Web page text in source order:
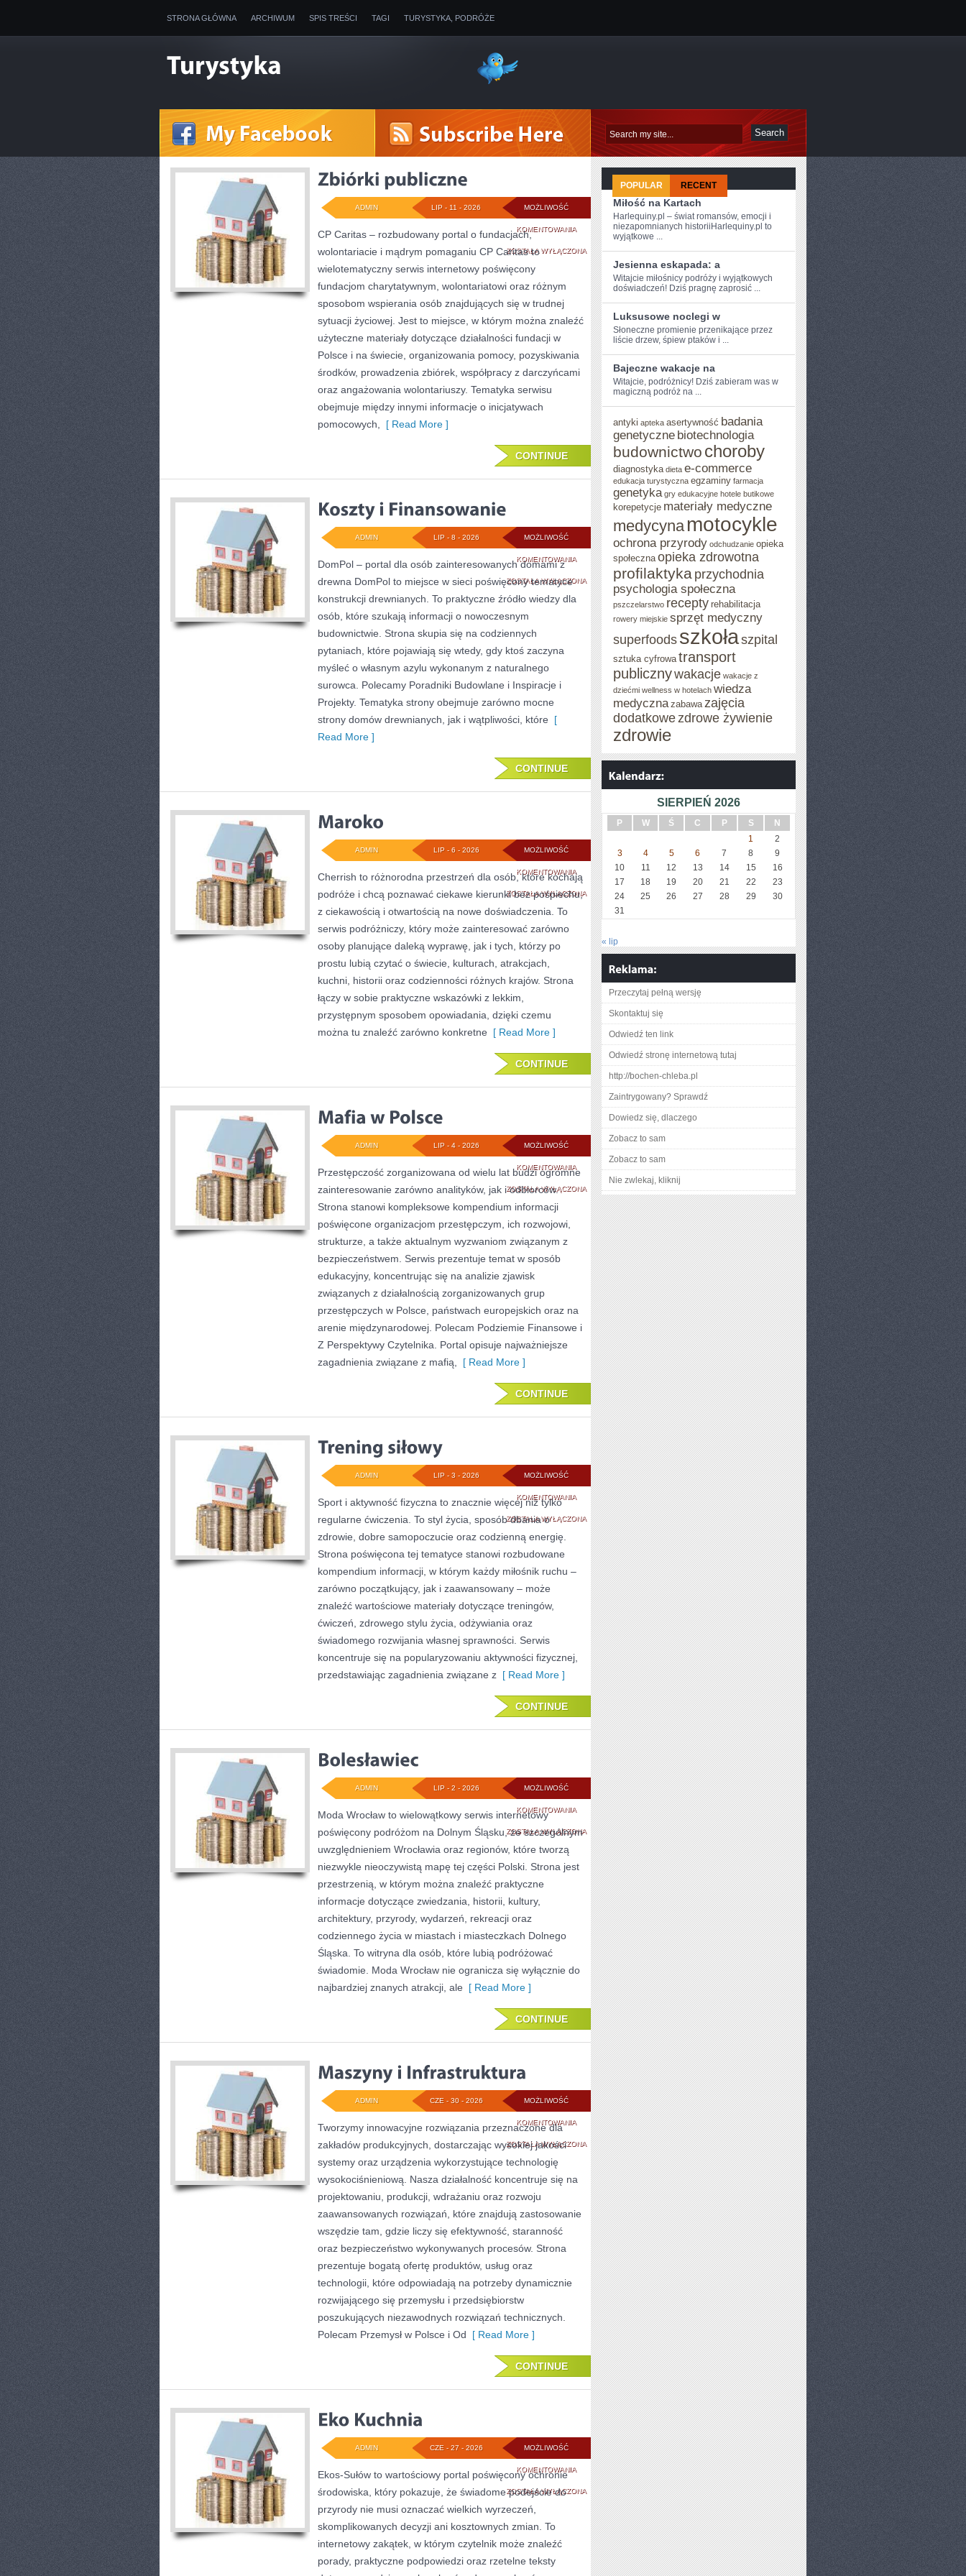
STRONA GŁÓWNA ARCHIWUM SPIS TREŚCI TAGI TURYSTYKA, PODRÓŻE
MOŻLIWOŚĆ
KOMENTOWANIAZBIÓRKI
PUBLICZNE
ZOSTAŁA WYŁĄCZONA
LIP - 11 - 2026
ADMIN
CP Caritas – rozbudowany portal o fundacjach,
wolontariacie i mądrym pomaganiu CP Caritas to
wielotematyczny serwis internetowy poświęcony
fundacjom charytatywnym, wolontariatowi oraz różnym
sposobom wspierania osób znajdujących się w trudnej
sytuacji życiowej. Jest to miejsce, w którym można znaleźć
użyteczne materiały dotyczące działalności fundacji w
Polsce i na świecie, organizowania pomocy, pozyskiwania
środków, prowadzenia zbiórek, współpracy z darczyńcami
oraz angażowania wolontariuszy. Tematyka serwisu
obejmuje między innymi informacje o inicjatywach
pomocowych,
[ Read More ]
CONTINUE
MOŻLIWOŚĆ
KOMENTOWANIAKOSZTY
I
FINANSOWANIE
ZOSTAŁA WYŁĄCZONA
LIP - 8 - 2026
ADMIN
DomPol – portal dla osób zainteresowanych domami z
drewna DomPol to miejsce w sieci poświęcony tematyce
konstrukcji drewnianych. To praktyczne źródło wiedzy dla
osób, które szukają informacji o nowoczesnym
budownictwie. Strona skupia się na codziennych
pytaniach, które pojawiają się wtedy, gdy ktoś zaczyna
myśleć o własnym azylu wykonanym z naturalnego
surowca. Polecamy Poradniki Budowlane i Inspiracje i
Projekty. Tematyka strony obejmuje zarówno mocne
strony domów drewnianych, jak i wątpliwości, które [
Read More ]
CONTINUE
MOŻLIWOŚĆ
KOMENTOWANIAMAROKO
ZOSTAŁA WYŁĄCZONA
LIP - 6 - 2026
ADMIN
Cherrish to różnorodna przestrzeń dla osób, które kochają
podróże i chcą poznawać ciekawe kierunki bez pośpiechu,
z ciekawością i otwartością na nowe doświadczenia. To
serwis podróżniczy, który może zainteresować zarówno
osoby planujące daleką wyprawę, jak i tych, którzy po
prostu lubią czytać o świecie, kulturach, atrakcjach,
kuchni, historii oraz codzienności różnych krajów. Strona
łączy w sobie praktyczne wskazówki z lekkim,
przystępnym sposobem opowiadania, dzięki czemu
można tu znaleźć zarówno konkretne [ Read More ]
CONTINUE
MOŻLIWOŚĆ
KOMENTOWANIAMAFIA
W
POLSCE
ZOSTAŁA WYŁĄCZONA
LIP - 4 - 2026
ADMIN
Przestępczość zorganizowana od wielu lat budzi ogromne
zainteresowanie zarówno analityków, jak i odbiorców.
Strona stanowi kompleksowe kompendium informacji
poświęcone organizacjom przestępczym, ich rozwojowi,
strukturze, a także aktualnym wyzwaniom związanym z
bezpieczeństwem. Serwis prezentuje temat w sposób
edukacyjny, koncentrując się na analizie zjawisk
związanych z działalnością zorganizowanych grup
przestępczych w Polsce, państwach europejskich oraz na
arenie międzynarodowej. Polecam Podziemie Finansowe i
Z Perspektywy Czytelnika. Portal opisuje najważniejsze
zagadnienia związane z mafią,
[ Read More ]
CONTINUE
MOŻLIWOŚĆ
KOMENTOWANIATRENING
SIŁOWY
ZOSTAŁA WYŁĄCZONA
LIP - 3 - 2026
ADMIN
Sport i aktywność fizyczna to znacznie więcej niż tylko
regularne ćwiczenia. To styl życia, sposób dbania o
zdrowie, dobre samopoczucie oraz codzienną energię.
Strona poświęcona tej tematyce stanowi rozbudowane
kompendium informacji, w którym każdy miłośnik ruchu –
zarówno początkujący, jak i zaawansowany – może
znaleźć wartościowe materiały dotyczące treningów,
ćwiczeń, zdrowego stylu życia, odżywiania oraz
świadomego rozwijania własnej sprawności. Serwis
koncentruje się na popularyzowaniu aktywności fizycznej,
przedstawiając zagadnienia związane z [ Read More ]
CONTINUE
MOŻLIWOŚĆ
KOMENTOWANIABOLESŁAWIEC
ZOSTAŁA WYŁĄCZONA
LIP - 2 - 2026
ADMIN
Moda Wrocław to wielowątkowy serwis internetowy
poświęcony podróżom na Dolnym Śląsku, ze szczególnym
uwzględnieniem Wrocławia oraz regionów, które tworzą
niezwykle nieoczywistą mapę tej części Polski. Strona jest
przestrzenią, w którym można znaleźć praktyczne
informacje dotyczące zwiedzania, historii, kultury,
architektury, przyrody, wydarzeń, rekreacji oraz
codziennego życia w miastach i miasteczkach Dolnego
Śląska. To witryna dla osób, które lubią podróżować
świadomie. Moda Wrocław nie ogranicza się wyłącznie do
najbardziej znanych atrakcji, ale [ Read More ]
CONTINUE
MOŻLIWOŚĆ
KOMENTOWANIAMASZYNY
I
INFRASTRUKTURA
ZOSTAŁA WYŁĄCZONA
CZE - 30 - 2026
ADMIN
Tworzymy innowacyjne rozwiązania przeznaczone dla
zakładów produkcyjnych, dostarczając wysokiej jakości
systemy oraz urządzenia wykorzystujące technologię
wysokociśnieniową. Nasza działalność koncentruje się na
projektowaniu, produkcji, wdrażaniu oraz rozwoju
zaawansowanych rozwiązań, które znajdują zastosowanie
wszędzie tam, gdzie liczy się efektywność, staranność
oraz bezpieczeństwo wykonywanych procesów. Strona
prezentuje bogatą ofertę produktów, usług oraz
technologii, które odpowiadają na potrzeby dynamicznie
rozwijającego się przemysłu i przedsiębiorstw
poszukujących niezawodnych rozwiązań technicznych.
Polecam Przemysł w Polsce i Od [ Read More ]
CONTINUE
MOŻLIWOŚĆ
KOMENTOWANIAEKO
KUCHNIA
ZOSTAŁA WYŁĄCZONA
CZE - 27 - 2026
ADMIN
Ekos-Sułów to wartościowy portal poświęcony ochronie
środowiska, który pokazuje, że świadome podejście do
przyrody nie musi oznaczać wielkich wyrzeczeń,
skomplikowanych decyzji ani kosztownych zmian. To
internetowy zakątek, w którym czytelnik może znaleźć
porady, praktyczne podpowiedzi oraz rzetelne teksty
POPULAR RECENT
Miłość na Kartach
Harlequiny.pl – świat romansów, emocji i
niezapomnianych historiiHarlequiny.pl to
wyjątkowe ...
Jesienna eskapada: a
Witajcie miłośnicy ⁣podróży i⁣ wyjątkowych
‌doświadczeń! Dziś ‍pragnę zaprosić ...
Luksusowe noclegi w
Słoneczne promienie⁢ przenikające przez
liście drzew, ‍śpiew ptaków i ...
Bajeczne wakacje na
Witajcie, podróżnicy! ‌Dziś zabieram was w
magiczną ‍podróż na ...
antyki apteka asertywność badania
genetyczne biotechnologia
budownictwo choroby
diagnostyka dieta e-commerce
edukacja turystyczna egzaminy farmacja
genetyka gry edukacyjne hotele butikowe
korepetycje materiały medyczne
medycyna motocykle
ochrona przyrody odchudzanie opieka
społeczna opieka zdrowotna
profilaktyka przychodnia
psychologia społeczna
pszczelarstwo recepty rehabilitacja
rowery miejskie sprzęt medyczny
superfoods szkołaszpital
sztuka cyfrowa transport
publicznywakacje wakacje z
dziećmi wellness w hotelach wiedza
medyczna zabawa zajęcia
dodatkowezdrowe żywienie
zdrowie
SIERPIEŃ 2026
P W Ś C P S
N
1
2
3
4 5 6 7 8
9
10
11 12 13 14 15
16
17
18 19 20 21 22
23
24
25 26 27 28 29
30
31
« lip
Przeczytaj pełną wersję
Skontaktuj się
Odwiedź ten link
Odwiedź stronę internetową tutaj
http://bochen-chleba.pl
Zaintrygowany? Sprawdź
Dowiedz się, dlaczego
Zobacz to sam
Zobacz to sam
Nie zwlekaj, kliknij